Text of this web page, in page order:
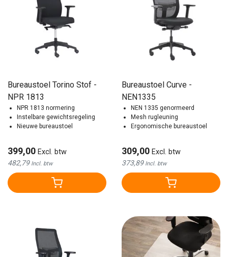
Bureaustoel Torino Stof -
NPR 1813
NPR 1813 normering
Instelbare gewichtsregeling
Nieuwe bureaustoel
399,00 Excl. btw
482,79 Incl. btw
Bureaustoel Curve -
NEN1335
NEN 1335 genormeerd
Mesh rugleuning
Ergonomische bureaustoel
309,00 Excl. btw
373,89 Incl. btw